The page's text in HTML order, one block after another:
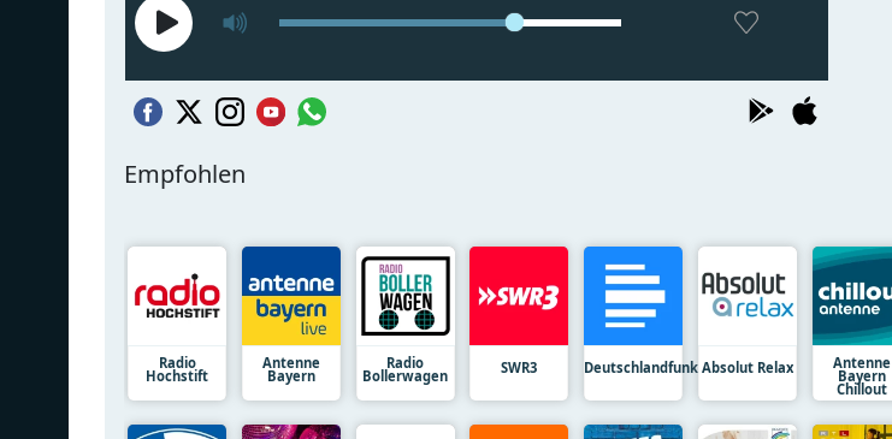
Empfohlen
Radio
Hochstift
Antenne
Bayern
Radio
Bollerwagen SWR3 Deutschlandfunk Absolut Relax Antenne
Bayern
Chillout